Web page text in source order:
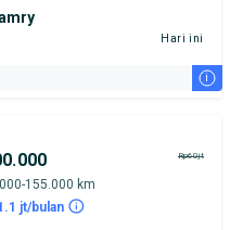
Hari ini
i
Rp60jt
155.000 km
jt/bulan